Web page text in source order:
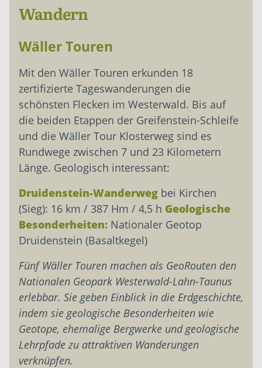
Wandern
Wäller Touren
Mit den Wäller Touren erkunden 18
zertifizierte Tageswanderungen die
schönsten Flecken im Westerwald. Bis auf
die beiden Etappen der Greifenstein-Schleife
und die Wäller Tour Klosterweg sind es
Rundwege zwischen 7 und 23 Kilometern
Länge. Geologisch interessant:
Druidenstein-Wanderweg bei Kirchen
(Sieg): 16 km / 387 Hm / 4,5 h Geologische
Besonderheiten: Nationaler Geotop
Druidenstein (Basaltkegel)
Fünf Wäller Touren machen als GeoRouten den
Nationalen Geopark Westerwald-Lahn-Taunus
erlebbar. Sie geben Einblick in die Erdgeschichte,
indem sie geologische Besonderheiten wie
Geotope, ehemalige Bergwerke und geologische
Lehrpfade zu attraktiven Wanderungen
verknüpfen.